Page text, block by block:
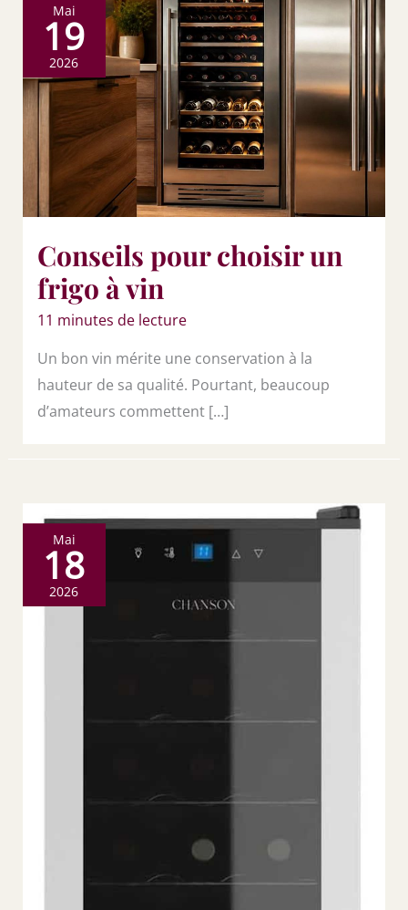
Mai
19
2026
Conseils pour choisir un
frigo à vin
11 minutes de lecture
Un bon vin mérite une conservation à la
hauteur de sa qualité. Pourtant, beaucoup
d’amateurs commettent […]
Mai
18
2026